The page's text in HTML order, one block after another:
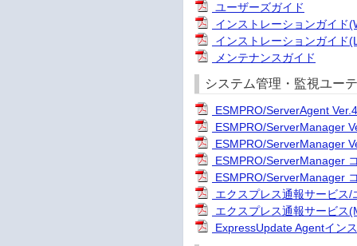
ユーザーズガイド
インストレーションガイド
インストレーションガイド
メンテナンスガイド
システム管理・監視ユー
ESMPRO/ServerAgent
ESMPRO/ServerManager
ESMPRO/ServerManager
ESMPRO/ServerManager
ESMPRO/ServerManager
エクスプレス通報サービス
エクスプレス通報サービス
ExpressUpdate Agentイン